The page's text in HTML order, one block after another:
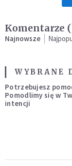
Komentarze (
Najnowsze
WYBRANE
Potrzebujesz
Pomodlimy się w
intencji